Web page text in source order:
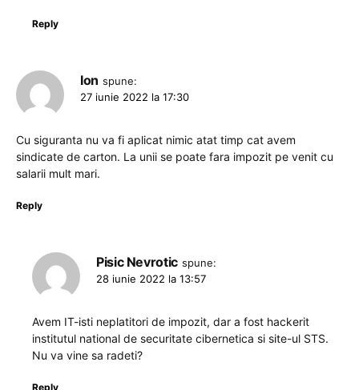
Reply
Ion spune:
27 iunie 2022 la 17:30
Cu siguranta nu va fi aplicat nimic atat timp cat avem
sindicate de carton. La unii se poate fara impozit pe venit cu
salarii mult mari.
Reply
Pisic Nevrotic spune:
28 iunie 2022 la 13:57
Avem IT-isti neplatitori de impozit, dar a fost hackerit
institutul national de securitate cibernetica si site-ul STS.
Nu va vine sa radeti?
Reply